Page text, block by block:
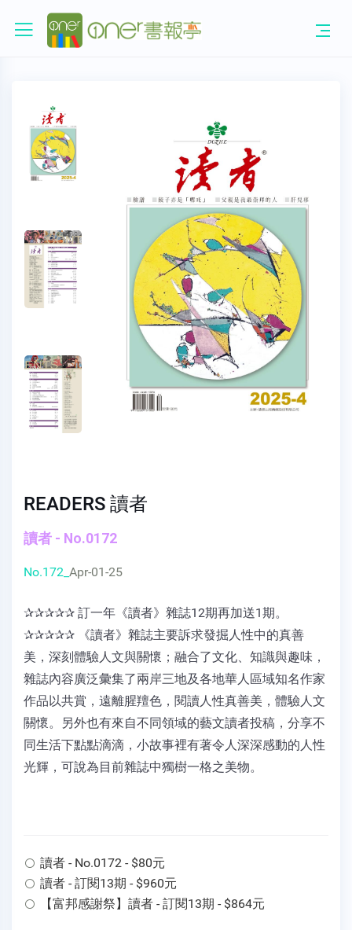
READERS 讀者
讀者 - No.0172
No.172_ Apr-01-25
✰✰✰✰✰ 訂一年《讀者》雜誌12期再加送1期。
✰✰✰✰✰ 《讀者》雜誌主要訴求發掘人性中的真善
美，深刻體驗人文與關懷；融合了文化、知識與趣味，
雜誌內容廣泛彙集了兩岸三地及各地華人區域知名作家
作品以共賞，遠離腥羶色，閱讀人性真善美，體驗人文
關懷。另外也有來自不同領域的藝文讀者投稿，分享不
同生活下點點滴滴，小故事裡有著令人深深感動的人性
光輝，可說為目前雜誌中獨樹一格之美物。
讀者 - No.0172 - $80元
讀者 - 訂閱13期 - $960元
【富邦感謝祭】讀者 - 訂閱13期 - $864元